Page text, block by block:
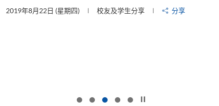
2019年8月22日 (星期四) 校友及学生分享 分享